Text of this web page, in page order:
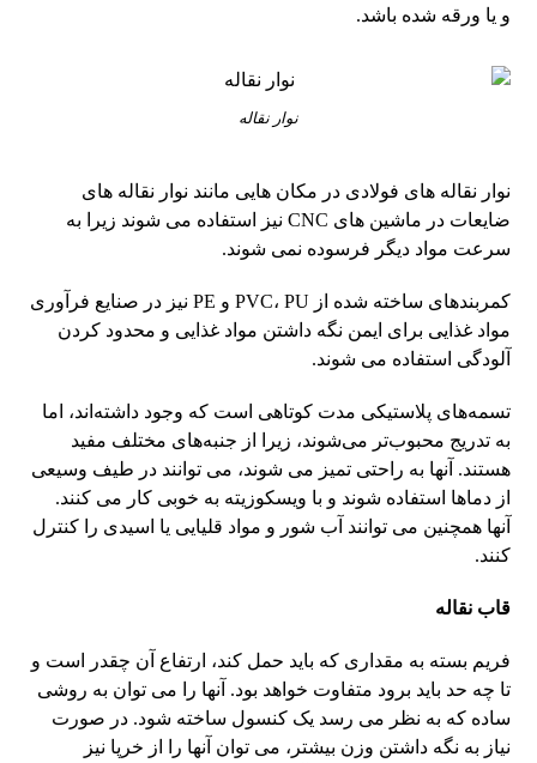
و یا ورقه شده باشد.
نوار نقاله
نوار نقاله های فولادی در مکان هایی مانند نوار نقاله های
ضایعات در ماشین های CNC نیز استفاده می شوند زیرا به
سرعت مواد دیگر فرسوده نمی شوند.
کمربندهای ساخته شده از PVC، PU و PE نیز در صنایع فرآوری
مواد غذایی برای ایمن نگه داشتن مواد غذایی و محدود کردن
آلودگی استفاده می شوند.
تسمه‌های پلاستیکی مدت کوتاهی است که وجود داشته‌اند، اما
به تدریج محبوب‌تر می‌شوند، زیرا از جنبه‌های مختلف مفید
هستند. آنها به راحتی تمیز می شوند، می توانند در طیف وسیعی
از دماها استفاده شوند و با ویسکوزیته به خوبی کار می کنند.
آنها همچنین می توانند آب شور و مواد قلیایی یا اسیدی را کنترل
کنند.
قاب نقاله
فریم بسته به مقداری که باید حمل کند، ارتفاع آن چقدر است و
تا چه حد باید برود متفاوت خواهد بود. آنها را می توان به روشی
ساده که به نظر می رسد یک کنسول ساخته شود. در صورت
نیاز به نگه داشتن وزن بیشتر، می توان آنها را از خرپا نیز